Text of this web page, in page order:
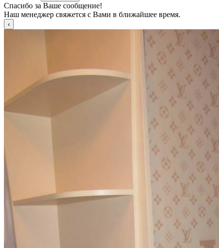
Спасибо за Ваше сообщение!
Наш менеджер свяжется с Вами в ближайшее время.